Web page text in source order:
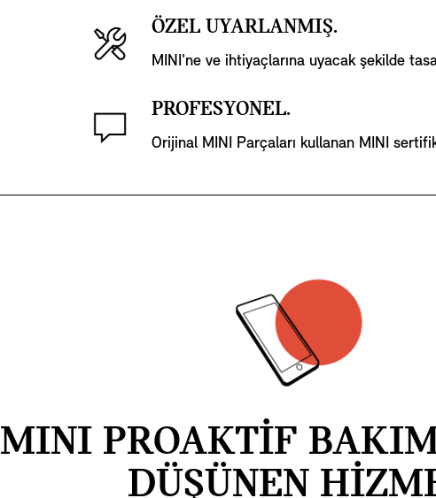
ÖZEL UYARLANMIŞ.
MINI'ne ve ihtiyaçlarına uyacak şekilde
PROFESYONEL.
Orijinal MINI Parçaları kullanan MINI
MINI PROAKTİF
DÜŞÜNEN